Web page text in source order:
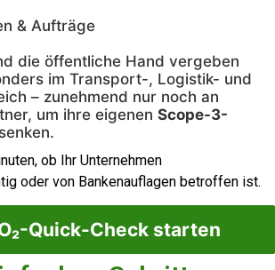
& Aufträge
die öffentliche Hand vergeben
im Transport-, Logistik- und
– zunehmend nur noch an
um ihre eigenen Scope-3-
ob Ihr Unternehmen
oder von Bankenauflagen betroffen ist.
Quick-Check starten